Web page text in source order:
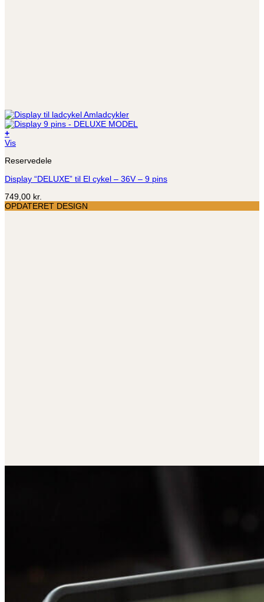
+
Vis
Reservedele
Display “DELUXE” til El cykel – 36V – 9 pins
749,00 kr.
OPDATERET DESIGN